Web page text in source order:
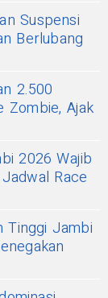
Suspensi
Berlubang
2.500
Zombie, Ajak
2026 Wajib
Race
Tinggi Jambi